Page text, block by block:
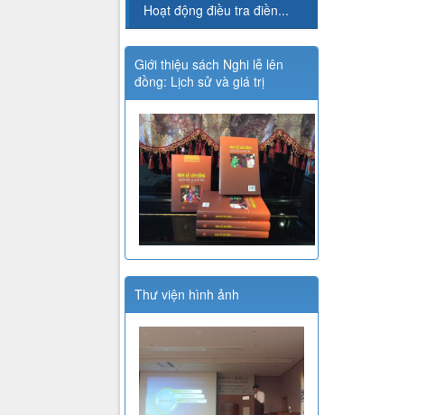
Hoạt động điều tra điền...
Giới thiệu sách Nghi lễ lên
đồng: Lịch sử và giá trị
Thư viện hình ảnh